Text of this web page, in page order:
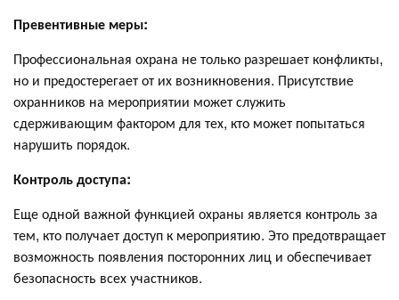
Превентивные меры:
Профессиональная охрана не только разрешает конфликты,
но и предостерегает от их возникновения. Присутствие
охранников на мероприятии может служить
сдерживающим фактором для тех, кто может попытаться
нарушить порядок.
Контроль доступа:
Еще одной важной функцией охраны является контроль за
тем, кто получает доступ к мероприятию. Это предотвращает
возможность появления посторонних лиц и обеспечивает
безопасность всех участников.